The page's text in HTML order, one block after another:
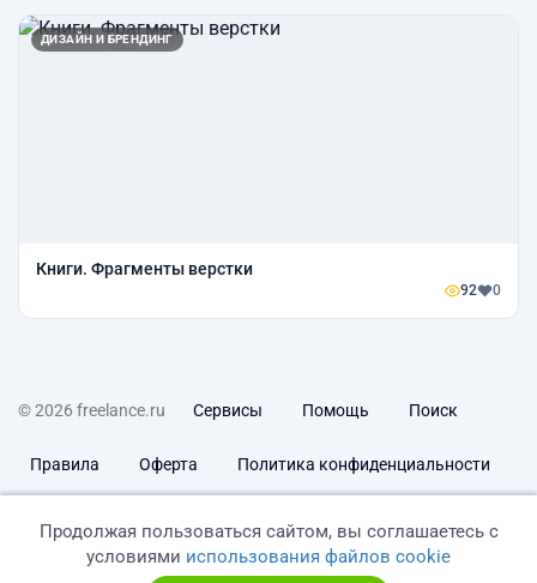
ДИЗАЙН И БРЕНДИНГ
Книги. Фрагменты верстки
92 0
© 2026 freelance.ru Сервисы Помощь Поиск
Правила Оферта Политика конфиденциальности
Продолжая пользоваться сайтом, вы соглашаетесь с
условиями использования файлов cookie